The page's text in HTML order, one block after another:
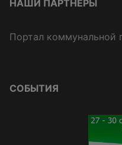
НАШИ ПАРТНЕРЫ
Портал коммунальной
СОБЫТИЯ